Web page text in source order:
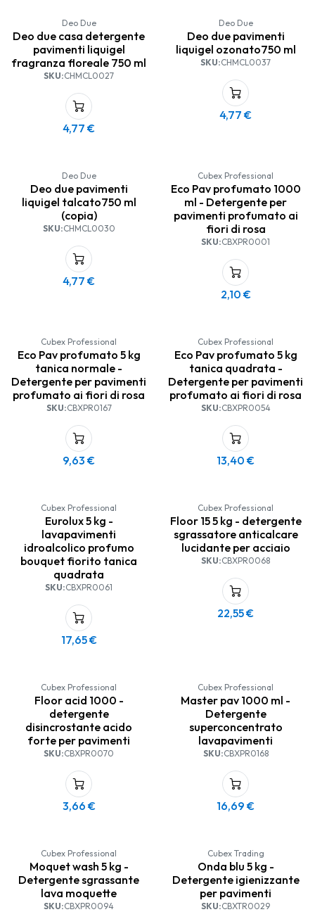
Deo Due
Deo due casa detergente
pavimenti liquigel
fragranza floreale 750 ml
SKU:CHMCL0027
4,77 €
Deo Due
Deo due pavimenti
liquigel ozonato750 ml
SKU:CHMCL0037
4,77 €
Deo Due
Deo due pavimenti
liquigel talcato750 ml
(copia)
SKU:CHMCL0030
4,77 €
Cubex Professional
Eco Pav profumato 1000
ml - Detergente per
pavimenti profumato ai
fiori di rosa
SKU:CBXPR0001
2,10 €
Cubex Professional
Eco Pav profumato 5 kg
tanica normale -
Detergente per pavimenti
profumato ai fiori di rosa
SKU:CBXPR0167
9,63 €
Cubex Professional
Eco Pav profumato 5 kg
tanica quadrata -
Detergente per pavimenti
profumato ai fiori di rosa
SKU:CBXPR0054
13,40 €
Cubex Professional
Eurolux 5 kg -
lavapavimenti
idroalcolico profumo
bouquet fiorito tanica
quadrata
SKU:CBXPR0061
17,65€
Cubex Professional
Floor 15 5 kg - detergente
sgrassatore anticalcare
lucidante per acciaio
SKU:CBXPR0068
22,55€
Cubex Professional
Floor acid 1000 -
detergente
disincrostante acido
forte per pavimenti
SKU:CBXPR0070
3,66 €
Cubex Professional
Master pav 1000 ml -
Detergente
superconcentrato
lavapavimenti
SKU:CBXPR0168
16,69 €
Cubex Professional
Moquet wash 5 kg -
Detergente sgrassante
lava moquette
SKU:CBXPR0094
Cubex Trading
Onda blu 5 kg -
Detergente igienizzante
per pavimenti
SKU:CBXTR0029